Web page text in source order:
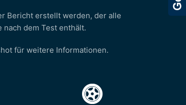
Bericht erstellt werden, der alle
dem Test enthält.
für weitere Informationen.